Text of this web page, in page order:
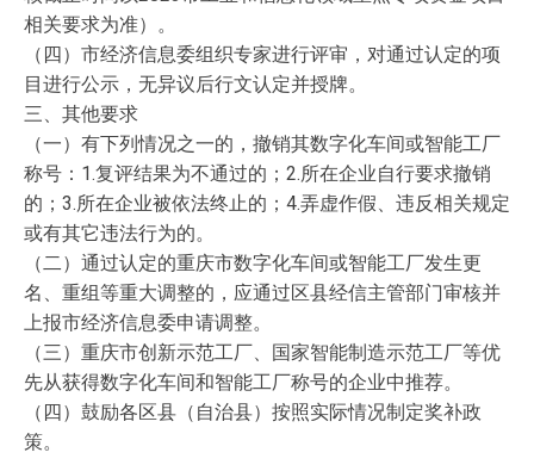
相关要求为准）。
（四）市经济信息委组织专家进行评审，对通过认定的项
目进行公示，无异议后行文认定并授牌。
三、其他要求
（一）有下列情况之一的，撤销其数字化车间或智能工厂
称号：1.复评结果为不通过的；2.所在企业自行要求撤销
的；3.所在企业被依法终止的；4.弄虚作假、违反相关规定
或有其它违法行为的。
（二）通过认定的重庆市数字化车间或智能工厂发生更
名、重组等重大调整的，应通过区县经信主管部门审核并
上报市经济信息委申请调整。
（三）重庆市创新示范工厂、国家智能制造示范工厂等优
先从获得数字化车间和智能工厂称号的企业中推荐。
（四）鼓励各区县（自治县）按照实际情况制定奖补政
策。